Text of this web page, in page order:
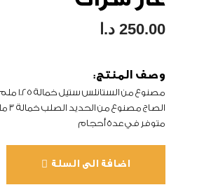
250.00 د.ا
وصف المنتج:
مصنوع من الستانلس ستيل خمالة 1.25 ملم
الصاج مصنوع من الحديد الصلب خمالة 3 ملم
متوفر في عدة أحجام
اضافة الى السلة